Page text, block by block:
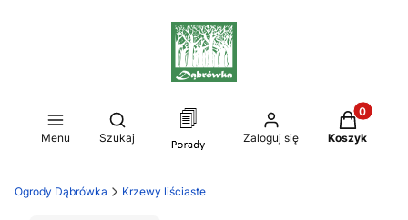
Menu
Otwórz wyszukiwarkę
Szukaj Zaloguj się
Produkty
Koszyk
Ogrody Dąbrówka Krzewy liściaste